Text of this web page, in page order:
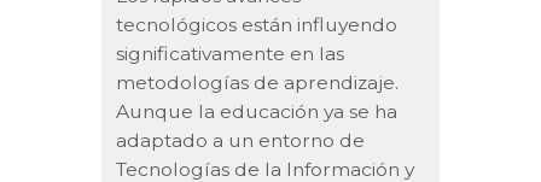
tecnológicos están influyendo
significativamente en las
metodologías de aprendizaje.
Aunque la educación ya se ha
adaptado a un entorno de
Tecnologías de la Información y